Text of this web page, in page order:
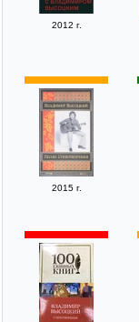
2012 г.
2015 г.